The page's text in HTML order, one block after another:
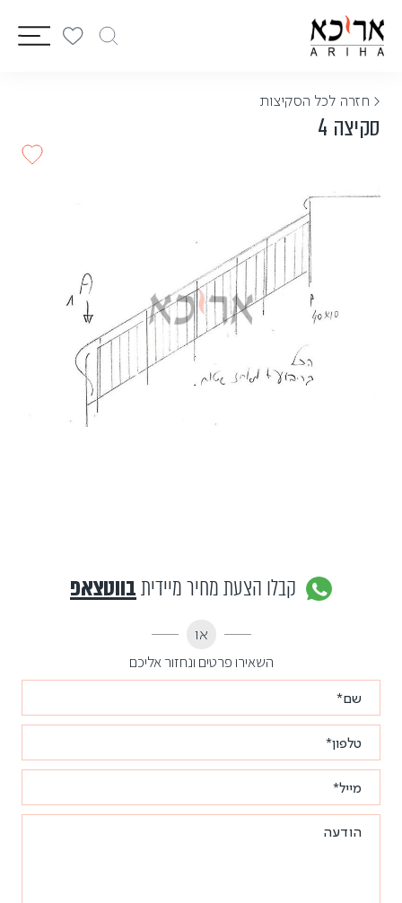
< חזרה לכל הסקיצות
סקיצה 4
קבלו הצעת מחיר מיידיתבווטצאפ
או
השאירו פרטים ונחזור אליכם